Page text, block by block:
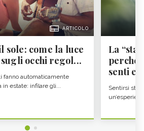
ARTICOLO
sole: come la luce
occhi regol...
fanno automaticamente
estate: infilare gli...
La
perché
senti
Sentirsi